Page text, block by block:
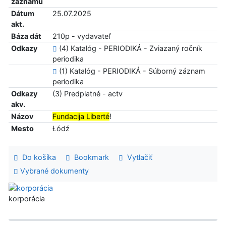
Dátum
akt.
25.07.2025
Báza dát
210p - vydavateľ
Odkazy
(4) Katalóg - PERIODIKÁ - Zviazaný ročník
periodika
(1) Katalóg - PERIODIKÁ - Súborný záznam
periodika
Odkazy
akv.
(3) Predplatné - actv
Názov Fundacija Liberté!
Mesto
Łódź
Do košíka Bookmark
Vytlačiť
Vybrané dokumenty
korporácia